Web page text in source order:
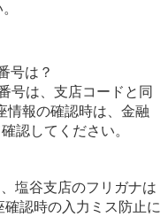
号は？
号は、支店コードと同
情報の確認時は、金融
認してください。
塩谷支店のフリガナは
確認時の入力ミス防止に